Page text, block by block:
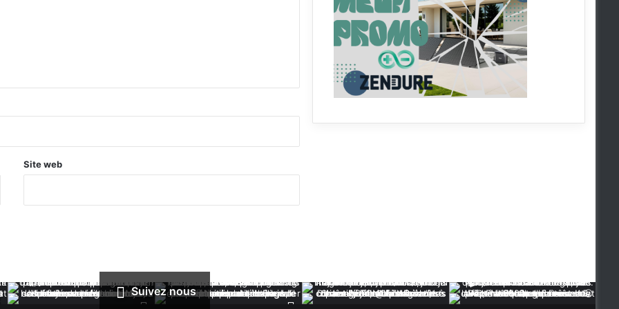
Site web
Suivez nous